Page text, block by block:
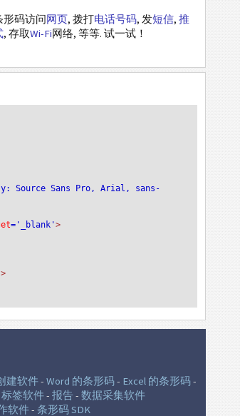
形码访问网页, 拨打电话号码, 发短信, 推
, 存取Wi-Fi网络, 等等. 试一试！
Source Sans Pro, Arial, sans-
='_blank'>
>
建软件- Word 的条形码- Excel 的条形码-
标签软件- 报告- 数据采集软件
软件- 条形码 SDK